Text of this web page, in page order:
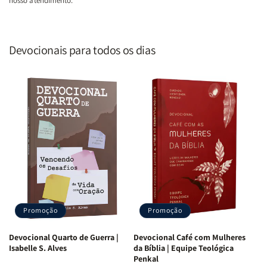
Devocionais para todos os dias
Promoção
Devocional Quarto de Guerra |
Isabelle S. Alves
Promoção
Devocional Café com Mulheres
da Bíblia | Equipe Teológica
Penkal